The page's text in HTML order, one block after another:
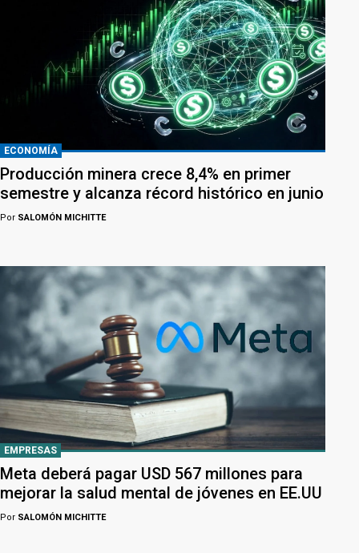
ECONOMÍA
Producción minera crece 8,4% en primer
semestre y alcanza récord histórico en junio
Por SALOMÓN MICHITTE
EMPRESAS
Meta deberá pagar USD 567 millones para
mejorar la salud mental de jóvenes en EE.UU
Por SALOMÓN MICHITTE